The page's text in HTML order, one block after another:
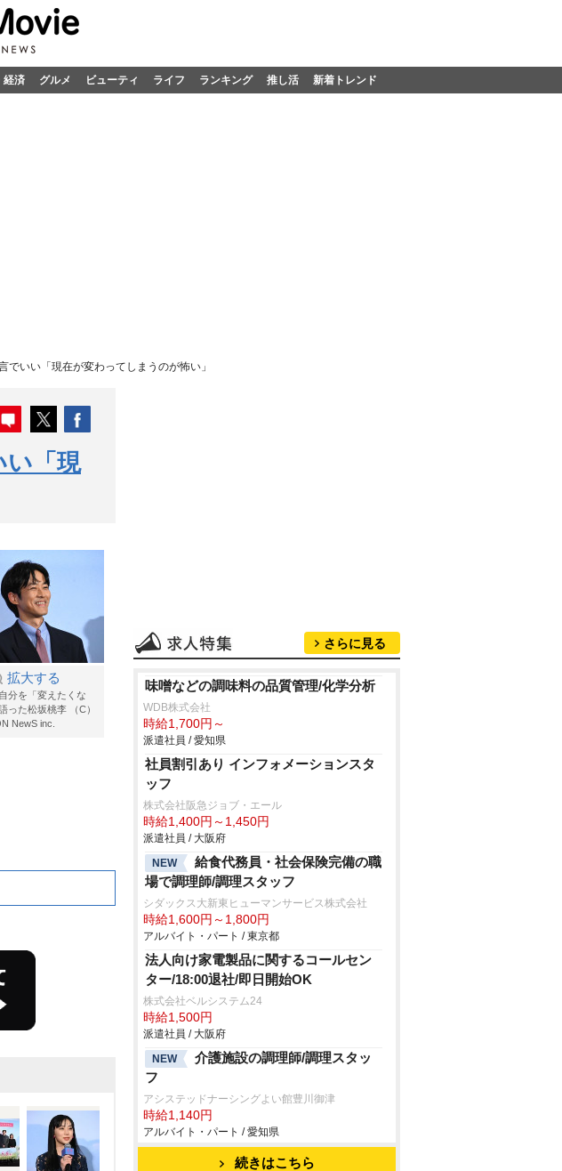
経済 グルメ ビューティ ライフ ランキング 推し活 新着トレンド
いい「現在が変わってしまうのが怖い」
い「現
拡大する
分を「変えたくな
った松坂桃李 （C）
NewS inc.
さらに見る
味噌などの調味料の品質管理/化学分析
WDB株式会社
時給1,700円～
派遣社員 / 愛知県
社員割引あり インフォメーションスタ
ッフ
株式会社阪急ジョブ・エール
時給1,400円～1,450円
派遣社員 / 大阪府
NEW
給食代務員・社会保険完備の職
場で調理師/調理スタッフ
シダックス大新東ヒューマンサービス株式会社
時給1,600円～1,800円
アルバイト・パート / 東京都
法人向け家電製品に関するコールセン
ター/18:00退社/即日開始OK
株式会社ベルシステム24
時給1,500円
派遣社員 / 大阪府
NEW
介護施設の調理師/調理スタッ
フ
アシステッドナーシングよい館豊川御津
時給1,140円
アルバイト・パート / 愛知県
続きはこちら